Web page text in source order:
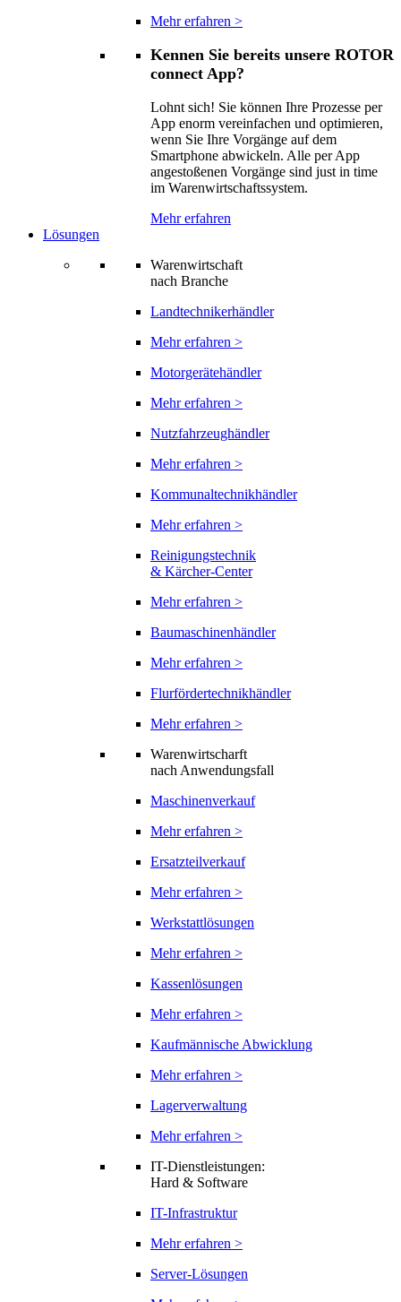
Mehr erfahren >
Kennen Sie bereits unsere ROTOR
connect App?
Lohnt sich! Sie können Ihre Prozesse per
App enorm vereinfachen und optimieren,
wenn Sie Ihre Vorgänge auf dem
Smartphone abwickeln. Alle per App
angestoßenen Vorgänge sind just in time
im Warenwirtschaftssystem.
Mehr erfahren
Lösungen
Warenwirtschaft
nach Branche
Landtechnikerhändler
Mehr erfahren >
Motorgerätehändler
Mehr erfahren >
Nutzfahrzeughändler
Mehr erfahren >
Kommunaltechnikhändler
Mehr erfahren >
Reinigungstechnik
& Kärcher-Center
Mehr erfahren >
Baumaschinenhändler
Mehr erfahren >
Flurfördertechnikhändler
Mehr erfahren >
Warenwirtscharft
nach Anwendungsfall
Maschinenverkauf
Mehr erfahren >
Ersatzteilverkauf
Mehr erfahren >
Werkstattlösungen
Mehr erfahren >
Kassenlösungen
Mehr erfahren >
Kaufmännische Abwicklung
Mehr erfahren >
Lagerverwaltung
Mehr erfahren >
IT-Dienstleistungen:
Hard & Software
IT-Infrastruktur
Mehr erfahren >
Server-Lösungen